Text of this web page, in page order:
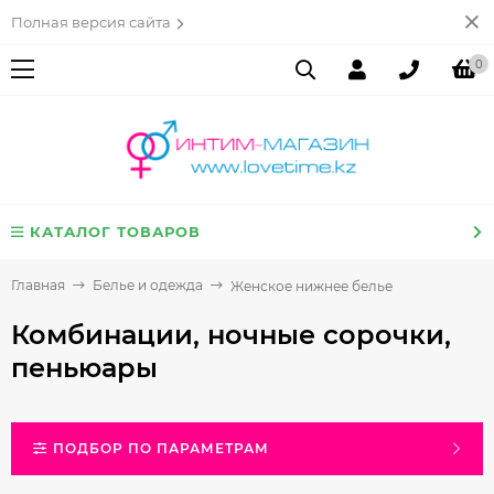
Полная версия сайта
0
КАТАЛОГ ТОВАРОВ
Главная Белье и одежда Женское нижнее белье
Комбинации, ночные сорочки,
пеньюары
ПОДБОР ПО ПАРАМЕТРАМ